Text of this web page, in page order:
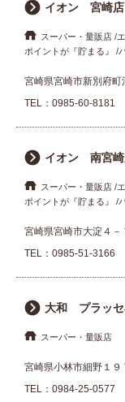
イオン 宮崎店
スーパー・量販店
ポイントが『貯まる』
宮崎県宮崎市新別府町
TEL： 0985-60-8181
イオン 南宮
スーパー・量販店
ポイントが『貯まる』
宮崎県宮崎市大淀４－
TEL： 0985-51-3166
大和 プラッセ
スーパー・量販店
宮崎県小林市細野１９
TEL： 0984-25-0577